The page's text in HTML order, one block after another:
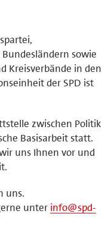
sowie
Kreisverbände in den
der SPD ist
zwischen Politik
Basisarbeit statt.
uns Ihnen vor und
uns.
unter info@spd-